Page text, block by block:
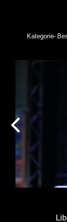
Kategorie-